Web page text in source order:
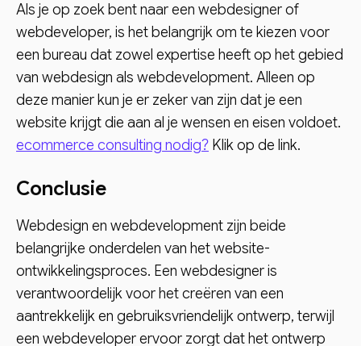
Als je op zoek bent naar een webdesigner of
webdeveloper, is het belangrijk om te kiezen voor
een bureau dat zowel expertise heeft op het gebied
van webdesign als webdevelopment. Alleen op
deze manier kun je er zeker van zijn dat je een
website krijgt die aan al je wensen en eisen voldoet.
ecommerce consulting nodig? Klik op de link.
Conclusie
Webdesign en webdevelopment zijn beide
belangrijke onderdelen van het website-
ontwikkelingsproces. Een webdesigner is
verantwoordelijk voor het creëren van een
aantrekkelijk en gebruiksvriendelijk ontwerp, terwijl
een webdeveloper ervoor zorgt dat het ontwerp